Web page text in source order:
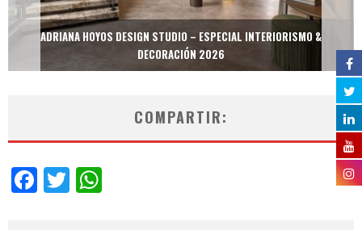
ADRIANA HOYOS DESIGN STUDIO – ESPECIAL INTERIORISMO &
DECORACIÓN 2026
COMPARTIR:
Facebook
Twitter